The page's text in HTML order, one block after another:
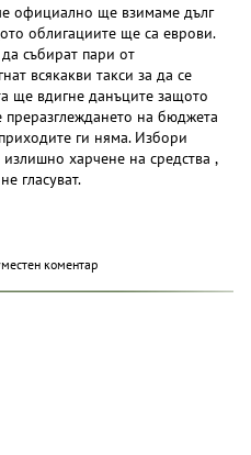
официално ще взимаме дълг
облигациите ще са еврови.
събират пари от
всякакви такси за да се
ще вдигне данъците защото
на бюджета
ги няма. Избори
харчене на средства ,
гласуват.
коментар